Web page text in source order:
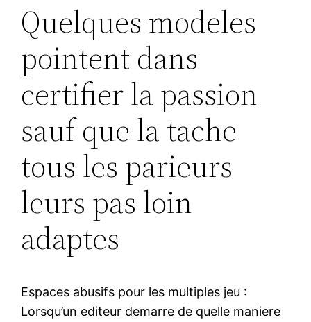
Quelques modeles
pointent dans
certifier la passion
sauf que la tache
tous les parieurs
leurs pas loin
adaptes
Espaces abusifs pour les multiples jeu :
Lorsqu’un editeur demarre de quelle maniere